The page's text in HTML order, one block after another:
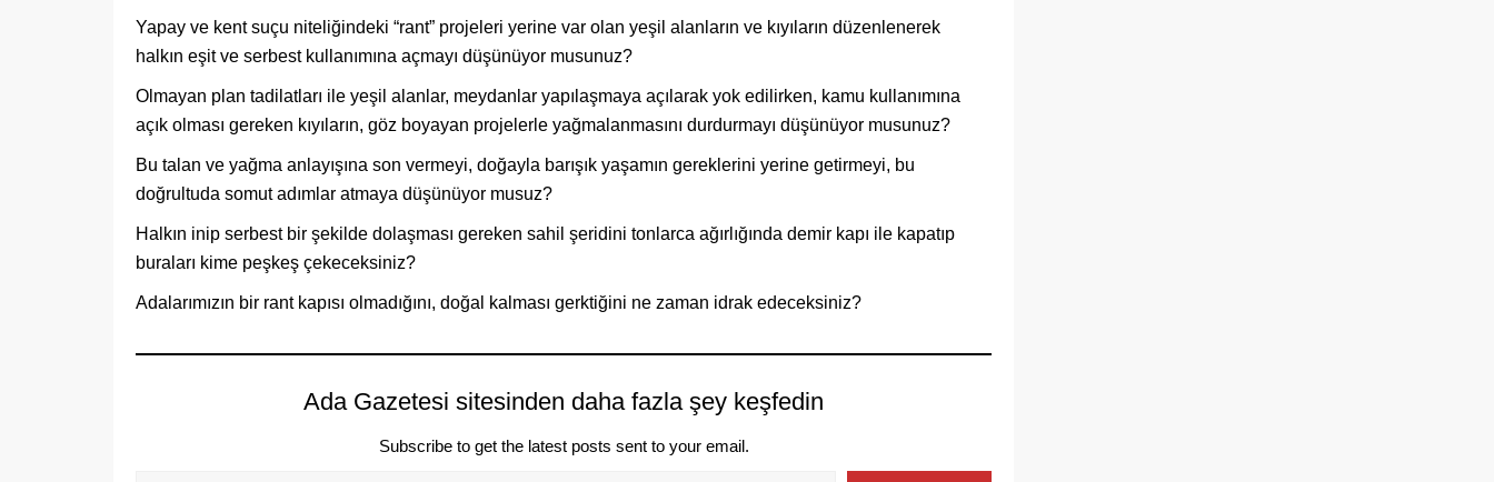
Yapay ve kent suçu niteliğindeki “rant” projeleri yerine var olan yeşil alanların ve kıyıların düzenlenerek
halkın eşit ve serbest kullanımına açmayı düşünüyor musunuz?
Olmayan plan tadilatları ile yeşil alanlar, meydanlar yapılaşmaya açılarak yok edilirken, kamu kullanımına
açık olması gereken kıyıların, göz boyayan projelerle yağmalanmasını durdurmayı düşünüyor musunuz?
Bu talan ve yağma anlayışına son vermeyi, doğayla barışık yaşamın gereklerini yerine getirmeyi, bu
doğrultuda somut adımlar atmaya düşünüyor musuz?
Halkın inip serbest bir şekilde dolaşması gereken sahil şeridini tonlarca ağırlığında demir kapı ile kapatıp
buraları kime peşkeş çekeceksiniz?
Adalarımızın bir rant kapısı olmadığını, doğal kalması gerktiğini ne zaman idrak edeceksiniz?
Ada Gazetesi sitesinden daha fazla şey keşfedin
Subscribe to get the latest posts sent to your email.